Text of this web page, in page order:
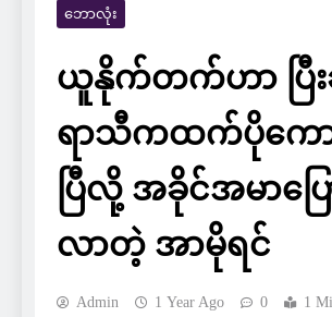
ဘောလုံး
ယူနိုက်တက်ဟာ ပြီ
ရာသီကထက်ပိုကော
ပြီလို့ အခိုင်အမာပြေ
လာတဲ့ အာမိုရင်
Admin 1 Year Ago 0 1